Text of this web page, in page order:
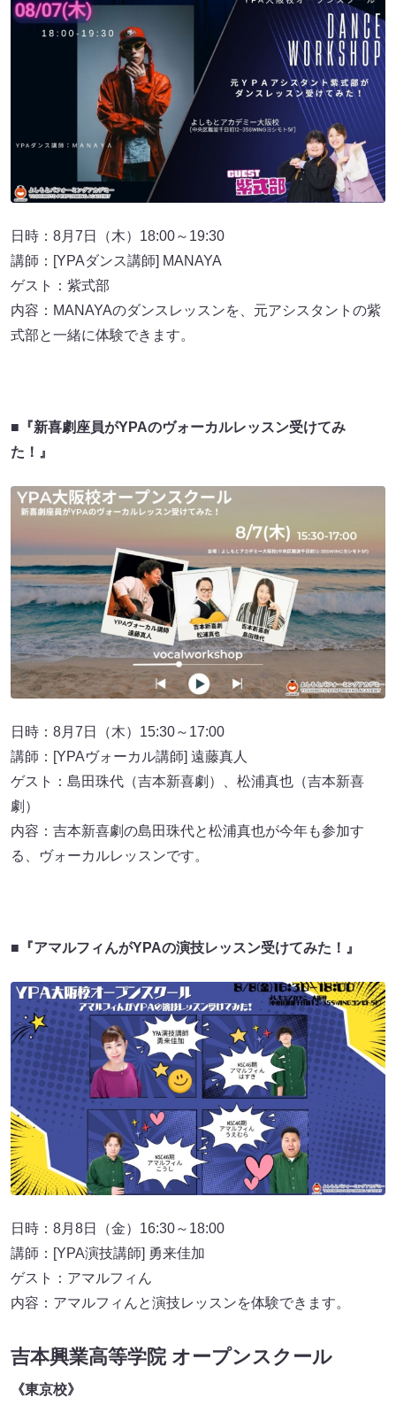
日時：8月7日（木）18:00～19:30
講師：[YPAダンス講師] MANAYA
ゲスト：紫式部
内容：MANAYAのダンスレッスンを、元アシスタントの紫
式部と一緒に体験できます。
■『新喜劇座員がYPAのヴォーカルレッスン受けてみ
た！』
日時：8月7日（木）15:30～17:00
講師：[YPAヴォーカル講師] 遠藤真人
ゲスト：島田珠代（吉本新喜劇）、松浦真也（吉本新喜
劇）
内容：吉本新喜劇の島田珠代と松浦真也が今年も参加す
る、ヴォーカルレッスンです。
■『アマルフィんがYPAの演技レッスン受けてみた！』
日時：8月8日（金）16:30～18:00
講師：[YPA演技講師] 勇来佳加
ゲスト：アマルフィん
内容：アマルフィんと演技レッスンを体験できます。
吉本興業高等学院 オープンスクール
《東京校》